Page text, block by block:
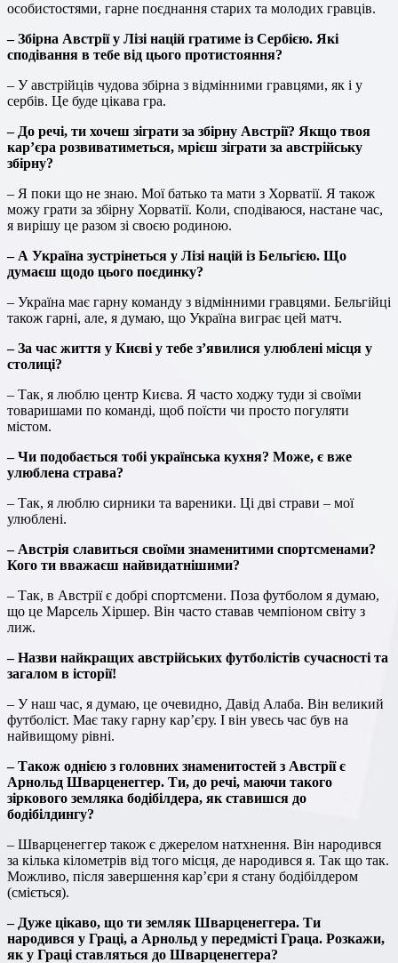
особистостями, гарне поєднання старих та молодих гравців.
– Збірна Австрії у Лізі націй гратиме із Сербією. Які
сподівання в тебе від цього протистояння?
– У австрійців чудова збірна з відмінними гравцями, як і у
сербів. Це буде цікава гра.
– До речі, ти хочеш зіграти за збірну Австрії? Якщо твоя
кар’єра розвиватиметься, мрієш зіграти за австрійську
збірну?
– Я поки що не знаю. Мої батько та мати з Хорватії. Я також
можу грати за збірну Хорватії. Коли, сподіваюся, настане час,
я вирішу це разом зі своєю родиною.
– А Україна зустрінеться у Лізі націй із Бельгією. Що
думаєш щодо цього поєдинку?
– Україна має гарну команду з відмінними гравцями. Бельгійці
також гарні, але, я думаю, що Україна виграє цей матч.
– За час життя у Києві у тебе з’явилися улюблені місця у
столиці?
– Так, я люблю центр Києва. Я часто ходжу туди зі своїми
товаришами по команді, щоб поїсти чи просто погуляти
містом.
– Чи подобається тобі українська кухня? Може, є вже
улюблена страва?
– Так, я люблю сирники та вареники. Ці дві страви – мої
улюблені.
– Австрія славиться своїми знаменитими спортсменами?
Кого ти вважаєш найвидатнішими?
– Так, в Австрії є добрі спортсмени. Поза футболом я думаю,
що це Марсель Хіршер. Він часто ставав чемпіоном світу з
лиж.
– Назви найкращих австрійських футболістів сучасності та
загалом в історії!
– У наш час, я думаю, це очевидно, Давід Алаба. Він великий
футболіст. Має таку гарну кар’єру. І він увесь час був на
найвищому рівні.
– Також однією з головних знаменитостей з Австрії є
Арнольд Шварценеггер. Ти, до речі, маючи такого
зіркового земляка бодібілдера, як ставишся до
бодібілдингу?
– Шварценеггер також є джерелом натхнення. Він народився
за кілька кілометрів від того місця, де народився я. Так що так.
Можливо, після завершення кар’єри я стану бодібілдером
(сміється).
– Дуже цікаво, що ти земляк Шварценеггера. Ти
народився у Граці, а Арнольд у передмісті Граца. Розкажи,
як у Граці ставляться до Шварценеггера?